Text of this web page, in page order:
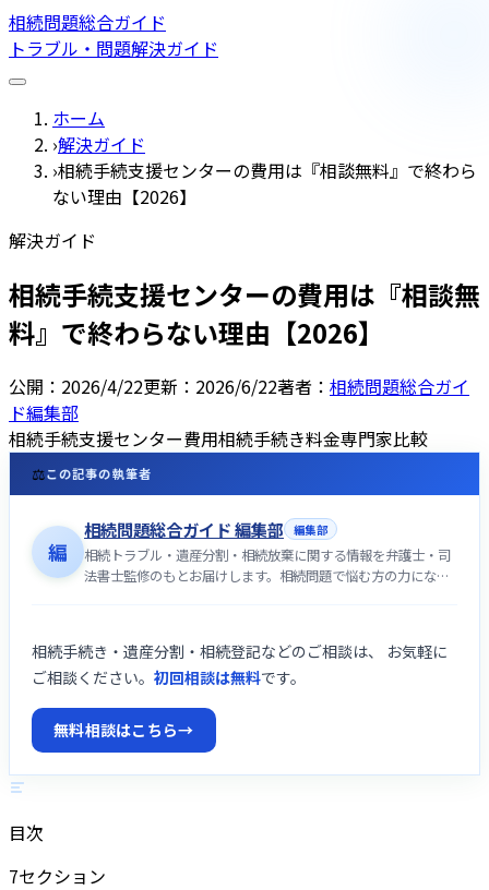
相続問題総合ガイド
トラブル・問題解決ガイド
ホーム
›解決ガイド
›相続手続支援センターの費用は『相談無料』で終わら
ない理由【2026】
解決ガイド
相続手続支援センターの費用は『相談無
料』で終わらない理由【2026】
公開： 2026/4/22更新： 2026/6/22著者： 相続問題総合ガイ
ド編集部
相続手続支援センター費用相続手続き料金専門家比較
⚖️この記事の執筆者
編
相続問題総合ガイド 編集部 編集部
相続トラブル・遺産分割・相続放棄に関する情報を弁護士・司
法書士監修のもとお届けします。相続問題で悩む方の力になれ
相続手続き・遺産分割・相続登記などのご相談は、 お気軽に
ご相談ください。 初回相談は無料です。
無料相談はこちら→
目次
7セクション